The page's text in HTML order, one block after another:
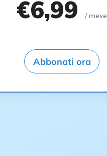
€6,99/ mese
Abbonati ora